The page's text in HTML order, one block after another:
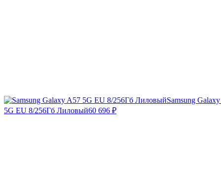
Samsung
5G EU 8/256Гб Лиловый60 696 ₽